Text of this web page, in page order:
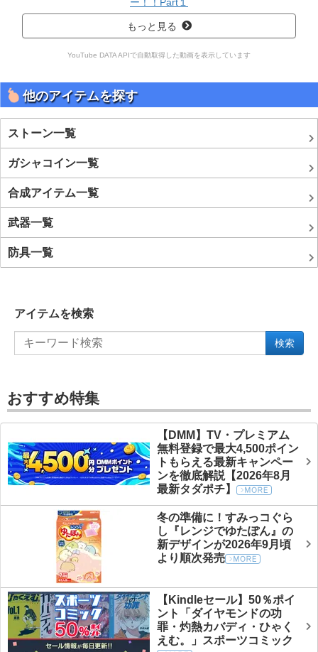
もっと見る
YouTube DATA APIで自動取得した動画を表示しています
他のアイテムを探す
ストーン一覧
ガシャコイン一覧
合成アイテム一覧
武器一覧
防具一覧
アイテムを検索
検索
おすすめ特集
【DMM】TV・プレミアム
無料登録で最大4,500ポイン
トもらえる最新キャンペー
ンを徹底解説【2026年8月
最新タダポチ】
冬の準備に！すみっコぐら
し『レンジでゆたぽん』の
新デザインが2026年9月頃
より順次発売
【Kindleセール】50％ポイ
ント「ダイヤモンドの功
罪・灼熱カバディ・ひゃく
えむ。」スポーツコミック